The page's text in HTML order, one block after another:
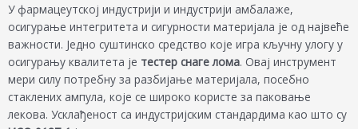
У фармацеутској индустрији и индустрији амбалаже,
осигурање интегритета и сигурности материјала је од највеће
важности. Једно суштинско средство које игра кључну улогу у
осигурању квалитета је тестер снаге лома. Овај инструмент
мери силу потребну за разбијање материјала, посебно
стаклених ампула, које се широко користе за паковање
лекова. Усклађеност са индустријским стандардима као што су